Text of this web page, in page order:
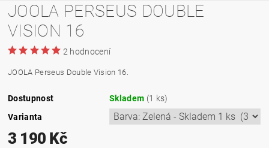
JOOLA PERSEUS DOUBLE
VISION 16
2 hodnocení
JOOLA Perseus Double Vision 16.
Dostupnost Skladem (1 ks)
Varianta
3 190 Kč